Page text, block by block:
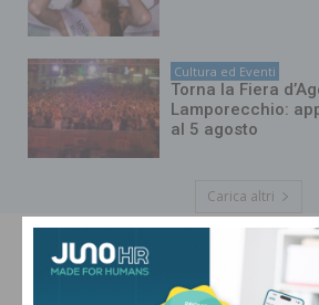
Cultura ed Eventi
Torna la Fiera
Lamporecchio:
al 5 agosto
Carica altri
PISTOIA